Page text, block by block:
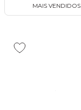
MAIS VENDIDOS